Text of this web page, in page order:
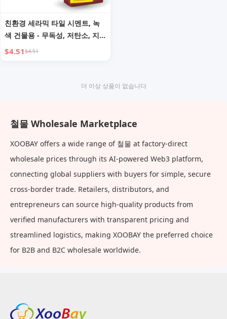
친환경 세라믹 타일 시멘트, 녹
색 건물용 - 무독성, 저탄소, 지속
가능
$4.51$4.51
더 이상 상품이 없습니다
철물 Wholesale Marketplace
XOOBAY offers a wide range of 철물 at factory-direct
wholesale prices through its AI-powered Web3 platform,
connecting global suppliers with buyers for simple, secure
cross-border trade. Retailers, distributors, and
entrepreneurs can source high-quality products from
verified manufacturers with transparent pricing and
streamlined logistics, making XOOBAY the preferred choice
for B2B and B2C wholesale worldwide.